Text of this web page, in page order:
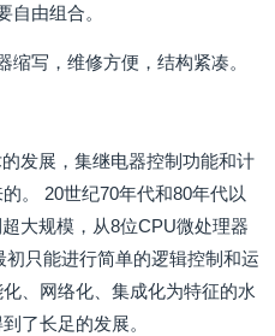
自由组合。
写，维修方便，结构紧凑。
发展，集继电器控制功能和计
。 20世纪70年代和80年代以
大规模，从8位CPU微处理器
只能进行简单的逻辑控制和运
、网络化、集成化为特征的水
了长足的发展。